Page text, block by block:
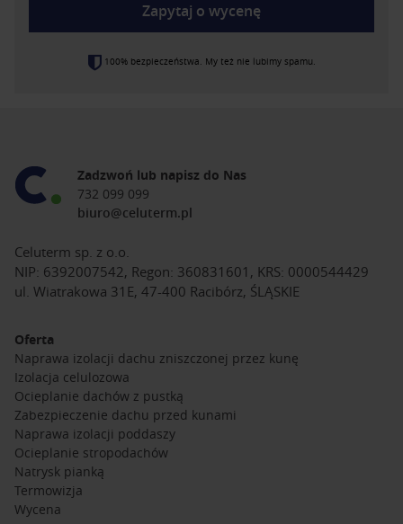
Zapytaj o wycenę
100% bezpieczeństwa. My też nie lubimy spamu.
Zadzwoń lub napisz do Nas
732 099 099
biuro@celuterm.pl
Celuterm sp. z o.o.
NIP: 6392007542, Regon: 360831601, KRS: 0000544429
ul. Wiatrakowa 31E, 47-400 Racibórz, ŚLĄSKIE
Oferta
Naprawa izolacji dachu zniszczonej przez kunę
Izolacja celulozowa
Ocieplanie dachów z pustką
Zabezpieczenie dachu przed kunami
Naprawa izolacji poddaszy
Ocieplanie stropodachów
Natrysk pianką
Termowizja
Wycena